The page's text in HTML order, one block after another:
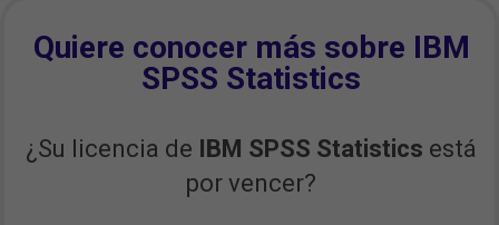
Quiere conocer más sobre IBM
SPSS Statistics
¿Su licencia de IBM SPSS Statistics está
por vencer?